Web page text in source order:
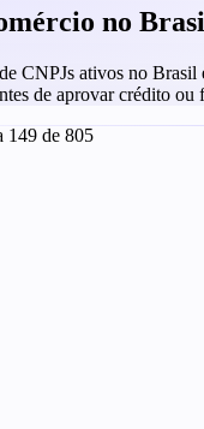
no
CNPJs ativos no
de aprovar crédito
de 805